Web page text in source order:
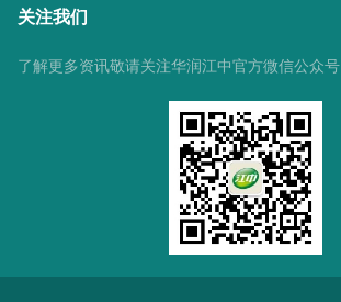
关注我们
了解更多资讯敬请关注华润江中官方微信公众号